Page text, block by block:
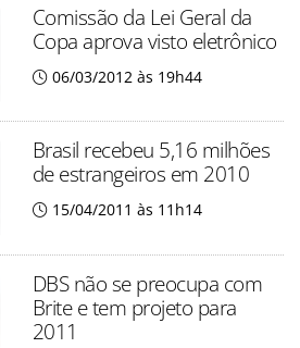
Comissão da Lei Geral da
Copa aprova visto eletrônico
06/03/2012 às 19h44
Brasil recebeu 5,16 milhões
de estrangeiros em 2010
15/04/2011 às 11h14
DBS não se preocupa com
Brite e tem projeto para
2011